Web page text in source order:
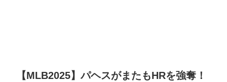
【MLB2025】パヘスがまたもHRを強奪！